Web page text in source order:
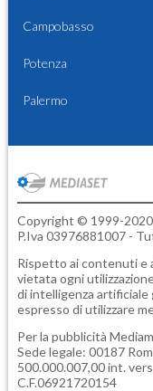
Campobasso
Potenza
Palermo
Copyright © 1999-2020
P.Iva 03976881007 -
Rispetto ai contenuti e
vietata ogni
di intelligenza
espresso di utilizzare
Per la pubblicità
Sede legale: 00187
500.000.007,00 int.
C.F.06921720154